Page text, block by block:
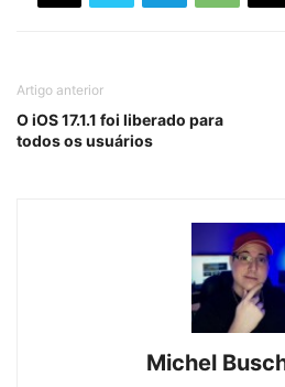
Artigo anterior
O iOS 17.1.1 foi liberado para
todos os usuários
Michel